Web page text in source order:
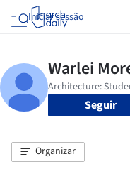
Iniciar sessão
Seguir
Organizar